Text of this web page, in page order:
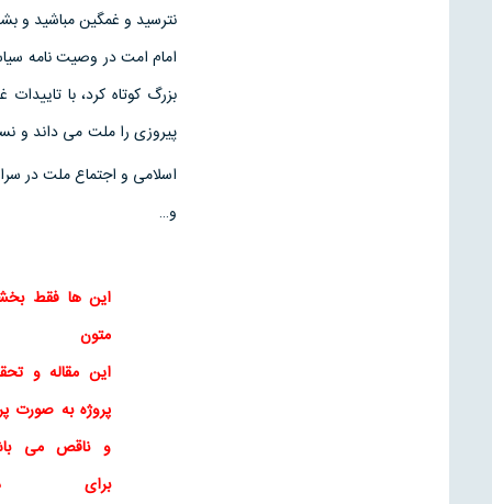
نترسید و غمگین مباشید و
امام امت در وصیت نامه
بزرگ کوتاه کرد، با
پیروزی را ملت می داند و
اسلامی و اجتماع ملت در
و…
این ها فقط
متون
این مقالهو
پروژه به صورت
و ناقص می
برای